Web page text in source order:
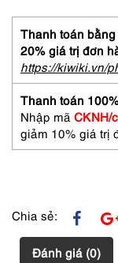
LAURENT
Parisienne
EDP
Spray
50ml-
Nước
hoa
nữ-
Đã
lượng
Thanh toán
20% giá trị đơn
https://kiwiki.vn/
Thanh toán
Nhập mã CKNH/
giảm 10% giá trị
Chia sẻ:
Đánh giá (0)